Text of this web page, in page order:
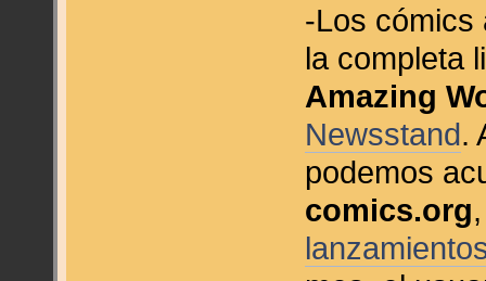
-Los cómics
la completa
Amazing
Newsstand.
podemos
comics.org